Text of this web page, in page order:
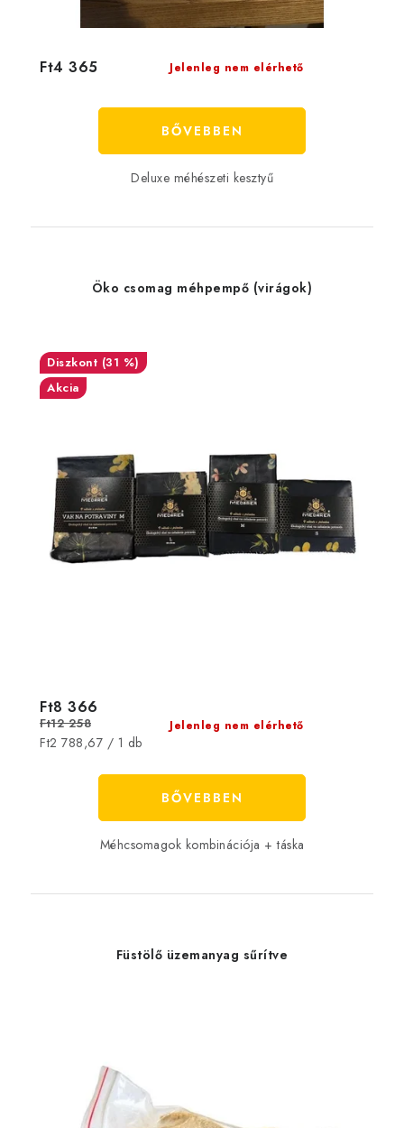
Jelenleg nem elérhető
Ft4 365
BŐVEBBEN
Deluxe méhészeti kesztyű
Öko csomag méhpempő (virágok)
(31 %)
Akcia
Jelenleg nem elérhető
Ft8 366
Ft12 258
Egységár:
Ft2 788,67 / 1 db
BŐVEBBEN
Méhcsomagok kombinációja + táska
Füstölő üzemanyag sűrítve